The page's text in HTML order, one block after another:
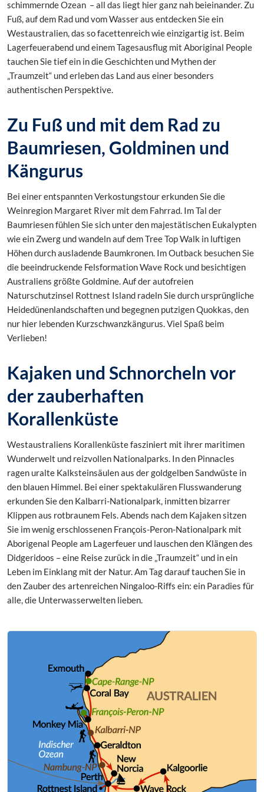
schimmernde Ozean – all das liegt hier ganz nah beieinander. Zu
Fuß, auf dem Rad und vom Wasser aus entdecken Sie ein
Westaustralien, das so facettenreich wie einzigartig ist. Beim
Lagerfeuerabend und einem Tagesausflug mit Aboriginal People
tauchen Sie tief ein in die Geschichten und Mythen der
„Traumzeit“ und erleben das Land aus einer besonders
authentischen Perspektive.
Zu Fuß und mit dem Rad zu
Baumriesen, Goldminen und
Kängurus
Bei einer entspannten Verkostungstour erkunden Sie die
Weinregion Margaret River mit dem Fahrrad. Im Tal der
Baumriesen fühlen Sie sich unter den majestätischen Eukalypten
wie ein Zwerg und wandeln auf dem Tree Top Walk in luftigen
Höhen durch ausladende Baumkronen. Im Outback besuchen Sie
die beeindruckende Felsformation Wave Rock und besichtigen
Australiens größte Goldmine. Auf der autofreien
Naturschutzinsel Rottnest Island radeln Sie durch ursprüngliche
Heidedünenlandschaften und begegnen putzigen Quokkas, den
nur hier lebenden Kurzschwanzkängurus. Viel Spaß beim
Verlieben!
Kajaken und Schnorcheln vor
der zauberhaften
Korallenküste
Westaustraliens Korallenküste fasziniert mit ihrer maritimen
Wunderwelt und reizvollen Nationalparks. In den Pinnacles
ragen uralte Kalksteinsäulen aus der goldgelben Sandwüste in
den blauen Himmel. Bei einer spektakulären Flusswanderung
erkunden Sie den Kalbarri-Nationalpark, inmitten bizarrer
Klippen aus rotbraunem Fels. Abends nach dem Kajaken sitzen
Sie im wenig erschlossenen François-Peron-Nationalpark mit
Aborigenal People am Lagerfeuer und lauschen den Klängen des
Didgeridoos – eine Reise zurück in die „Traumzeit“ und in ein
Leben im Einklang mit der Natur. Am Tag darauf tauchen Sie in
den Zauber des artenreichen Ningaloo-Riffs ein: ein Paradies für
alle, die Unterwasserwelten lieben.